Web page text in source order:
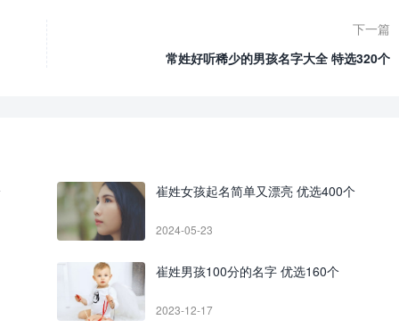
下一篇
常姓好听稀少的男孩名字大全 特选320个
崔姓女孩起名简单又漂亮 优选400个
2024-05-23
崔姓男孩100分的名字 优选160个
2023-12-17